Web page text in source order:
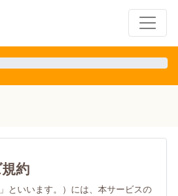
約
といいます。）には、本サービスの